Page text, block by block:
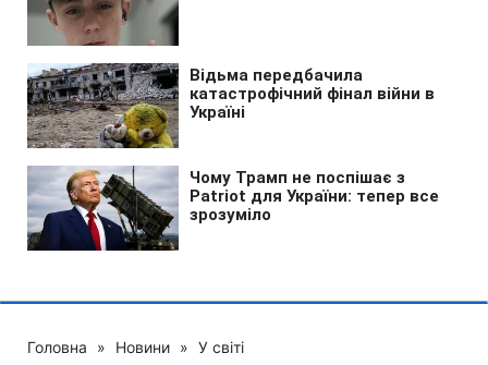
Головна » Новини » У світі